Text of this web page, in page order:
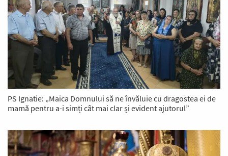
PS Ignatie: „Maica Domnului să ne învăluie cu dragostea ei de
mamă pentru a-i simți cât mai clar și evident ajutorul”